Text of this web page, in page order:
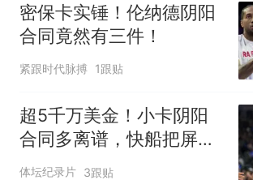
密保卡实锤！伦纳德阴阳
合同竟然有三件！
紧跟时代脉搏 1跟贴
超5千万美金！小卡阴阳
合同多离谱，快船把屏幕
商拉来走账
体坛纪录片 3跟贴